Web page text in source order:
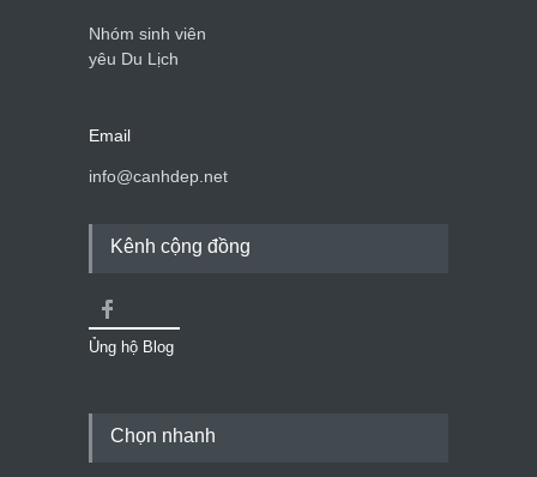
Nhóm sinh viên
yêu Du Lịch
Email
info@canhdep.net
Kênh cộng đồng
Ủng hộ Blog
Chọn nhanh